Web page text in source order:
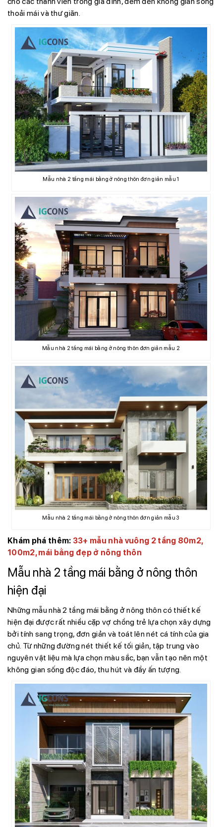
thoải mái và thư giãn.
Mẫu nhà 2 tầng mái bằng ở nông thôn đơn giản mẫu 1
Mẫu nhà 2 tầng mái bằng ở nông thôn đơn giản mẫu 2
Mẫu nhà 2 tầng mái bằng ở nông thôn đơn giản mẫu 3
Khám phá thêm: 33+ mẫu nhà vuông 2 tầng 80m2,
100m2, mái bằng đẹp ở nông thôn
Mẫu nhà 2 tầng mái bằng ở nông thôn
hiện đại
Những mẫu nhà 2 tầng mái bằng ở nông thôn có thiết kế
hiện đại được rất nhiều cặp vợ chồng trẻ lựa chọn xây dựng
bởi tính sang trọng, đơn giản và toát lên nét cá tính của gia
chủ. Từ những đường nét thiết kế tối giản, tập trung vào
nguyên vật liệu mà lựa chọn màu sắc, bạn vẫn tạo nên một
không gian sống độc đáo, thu hút và đầy ấn tượng.